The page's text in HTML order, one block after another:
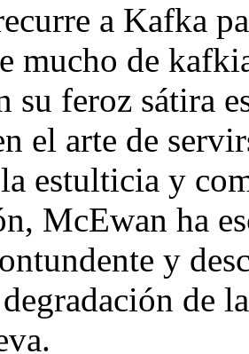
a Kafka
mucho de
su feroz sátira
el arte de
estulticia y
McEwan ha
y
de